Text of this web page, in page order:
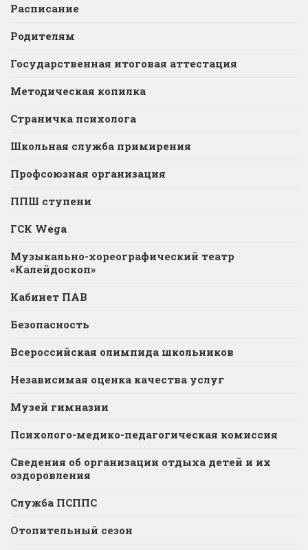
Расписание
Родителям
Государственная итоговая аттестация
Методическая копилка
Страничка психолога
Школьная служба примирения
Профсоюзная организация
ППШ ступени
ГСК Wega
Музыкально-хореографический театр
«Калейдоскоп»
Кабинет ПАВ
Безопасность
Всероссийская олимпида школьников
Независимая оценка качества услуг
Музей гимназии
Психолого-медико-педагогическая комиссия
Сведения об организации отдыха детей и их
оздоровления
Служба ПСППС
Отопительный сезон